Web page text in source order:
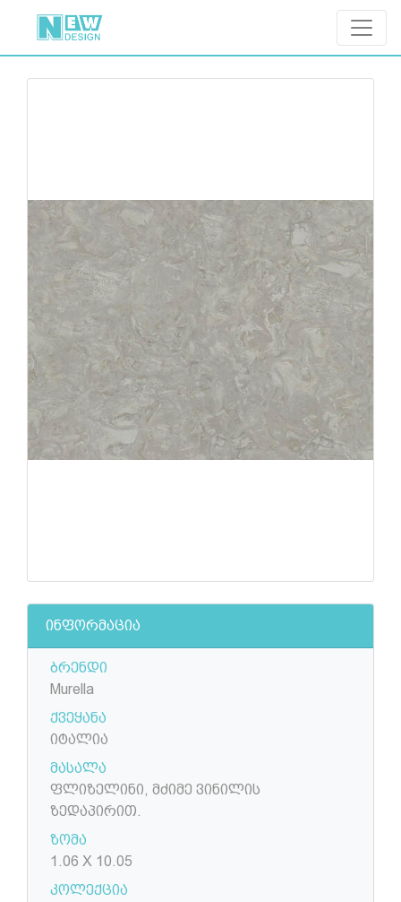
ინფორმაცია
ბრენდი
Murella
ქვეყანა
იტალია
მასალა
ფლიზელინი, მძიმე ვინილის
ზედაპირით.
ზომა
1.06 X 10.05
კოლექცია